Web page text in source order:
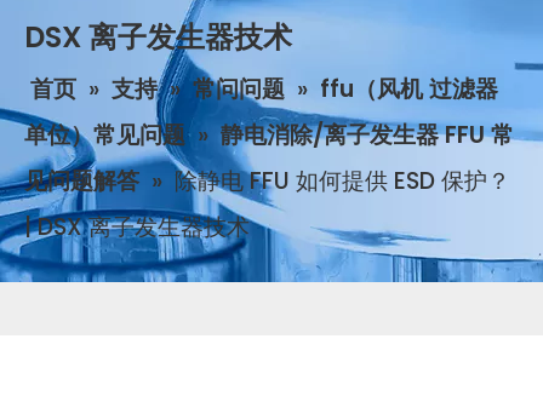
DSX 离子发生器技术
首页 » 支持 » 常问问题 » ffu（风机 过滤器
单位）常见问题 » 静电消除/离子发生器 FFU 常
见问题解答 » 除静电 FFU 如何提供 ESD 保护？
| DSX 离子发生器技术